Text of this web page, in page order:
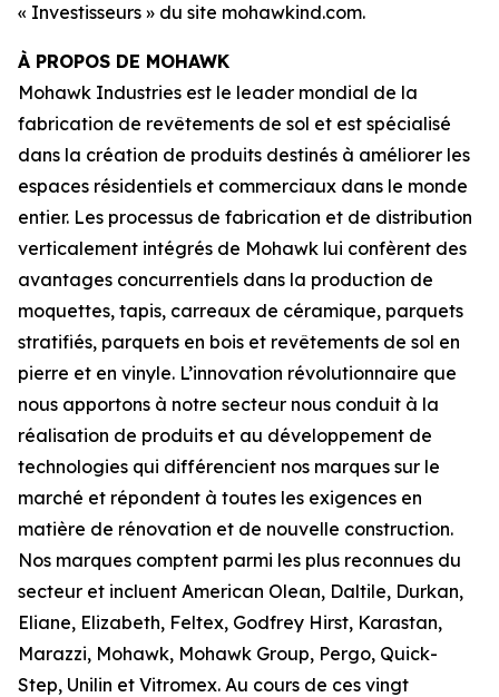
« Investisseurs » du site mohawkind.com.
À PROPOS DE MOHAWK
Mohawk Industries est le leader mondial de la
fabrication de revêtements de sol et est spécialisé
dans la création de produits destinés à améliorer les
espaces résidentiels et commerciaux dans le monde
entier. Les processus de fabrication et de distribution
verticalement intégrés de Mohawk lui confèrent des
avantages concurrentiels dans la production de
moquettes, tapis, carreaux de céramique, parquets
stratifiés, parquets en bois et revêtements de sol en
pierre et en vinyle. L’innovation révolutionnaire que
nous apportons à notre secteur nous conduit à la
réalisation de produits et au développement de
technologies qui différencient nos marques sur le
marché et répondent à toutes les exigences en
matière de rénovation et de nouvelle construction.
Nos marques comptent parmi les plus reconnues du
secteur et incluent American Olean, Daltile, Durkan,
Eliane, Elizabeth, Feltex, Godfrey Hirst, Karastan,
Marazzi, Mohawk, Mohawk Group, Pergo, Quick-
Step, Unilin et Vitromex. Au cours de ces vingt